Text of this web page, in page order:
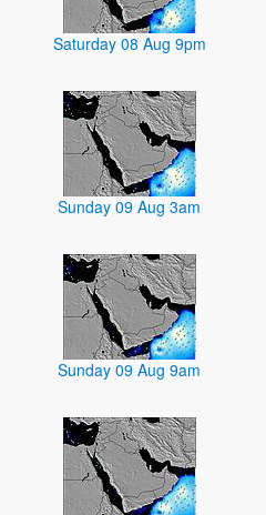
Saturday 08 Aug 9pm
Sunday 09 Aug 3am
Sunday 09 Aug 9am